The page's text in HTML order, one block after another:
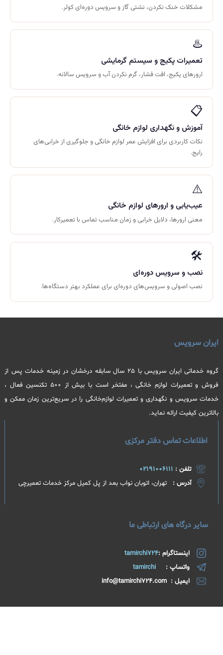
مشکلات خنک نکردن، نشتی گاز و سرویس دوره‌ای کولر.
♨️
تعمیرات پکیج و سیستم گرمایشی
ارورهای پکیج، افت فشار، گرم نکردن آب و سرویس سالانه.
📋
آموزش و نگهداری لوازم خانگی
نکات کاربردی برای افزایش عمر لوازم خانگی و جلوگیری از خرابی‌های
رایج.
⚠️
عیب‌یابی و ارورهای لوازم خانگی
معنی ارورها، دلایل خرابی و زمان مناسب تماس با تعمیرکار.
🛠️
نصب و سرویس دوره‌ای
نصب اصولی و سرویس‌های دوره‌ای برای عملکرد بهتر دستگاه‌ها.
ایران سرویس
گروه خدماتی ایران سرویس با 25 سال سابقه درخشان در زمینه خدمات پس از
فروش و تعمیرات لوازم خانگی ، مفتخر است با بیش از 500 تکنسین فعال ،
خدمات سرویس و نگهداری و تعمیرات لوازم‌خانگی را در سریع‌ترین زمان ممکن و
بالاترین کیفیت ارائه نماید.
اطلاعات تماس دفتر مرکزی
تلفن : 02191006111
آدرس : تهران، اتوبان نواب بعد از پل کمیل مرکز خدمات تعمیرچی​
سایر درگاه های ارتباطی ما
اینستاگرام :tamirchi724
واتساپ :
tamirchi
ایمیل : info@tamirchi724.com